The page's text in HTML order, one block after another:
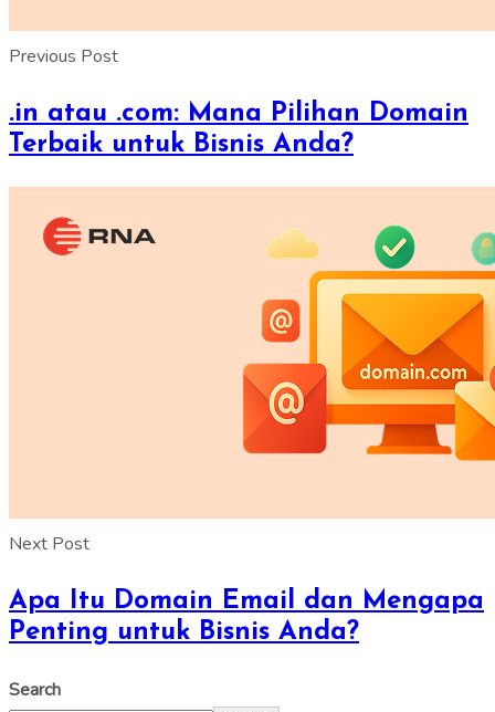
Previous Post
.in atau .com: Mana Pilihan Domain
Terbaik untuk Bisnis Anda?
Next Post
Apa Itu Domain Email dan Mengapa
Penting untuk Bisnis Anda?
Search